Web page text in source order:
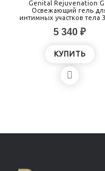
Genital Rejuvenation
Освежающий гель
интимных участков тела
5 340 ₽
КУПИТЬ